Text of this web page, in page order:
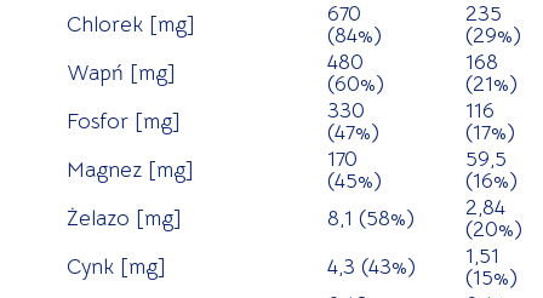
Chlorek [mg]
670
(84%)
235
(29%)
Wapń [mg]
480
(60%)
168
(21%)
Fosfor [mg]
330
(47%)
116
(17%)
Magnez [mg]
170
(45%)
59,5
(16%)
Żelazo [mg]
8,1 (58%)
2,84
(20%)
Cynk [mg]
4,3 (43%)
1,51
(15%)